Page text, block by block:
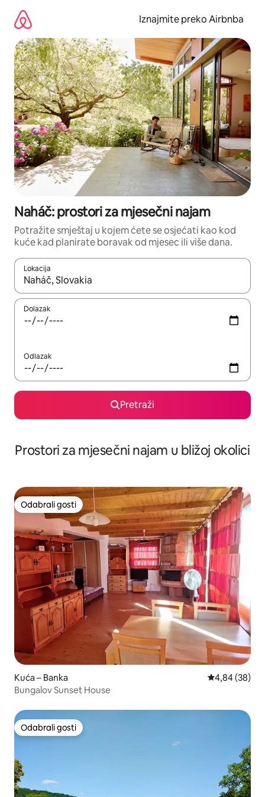
sadržaj
Iznajmite preko Airbnba
Naháč: prostori za mjesečni najam
Potražite smještaj u kojem ćete se osjećati kao kod
kuće kad planirate boravak od mjesec ili više dana.
Lokacija
Kada budu dostupni rezultati, moći ćete ih pregledati
Dolazak
Odlazak
Pretraži
Prostori za mjesečni najam u bližoj okolici
Odabrali gosti
Odabrali gosti
Kuća – Banka Prosječna
4,84 (38)
Bungalov Sunset House
Odabrali gosti
Odabrali gosti